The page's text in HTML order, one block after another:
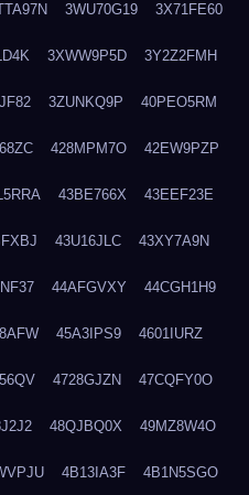
3WU70G19 3X71FE60
3XWW9P5D 3Y2Z2FMH
3ZUNKQ9P 40PEO5RM
428MPM7O 42EW9PZP
43BE766X 43EEF23E
43U16JLC 43XY7A9N
44AFGVXY 44CGH1H9
45A3IPS9 4601IURZ
4728GJZN 47CQFY0O
48QJBQ0X 49MZ8W4O
4B13IA3F 4B1N5SGO